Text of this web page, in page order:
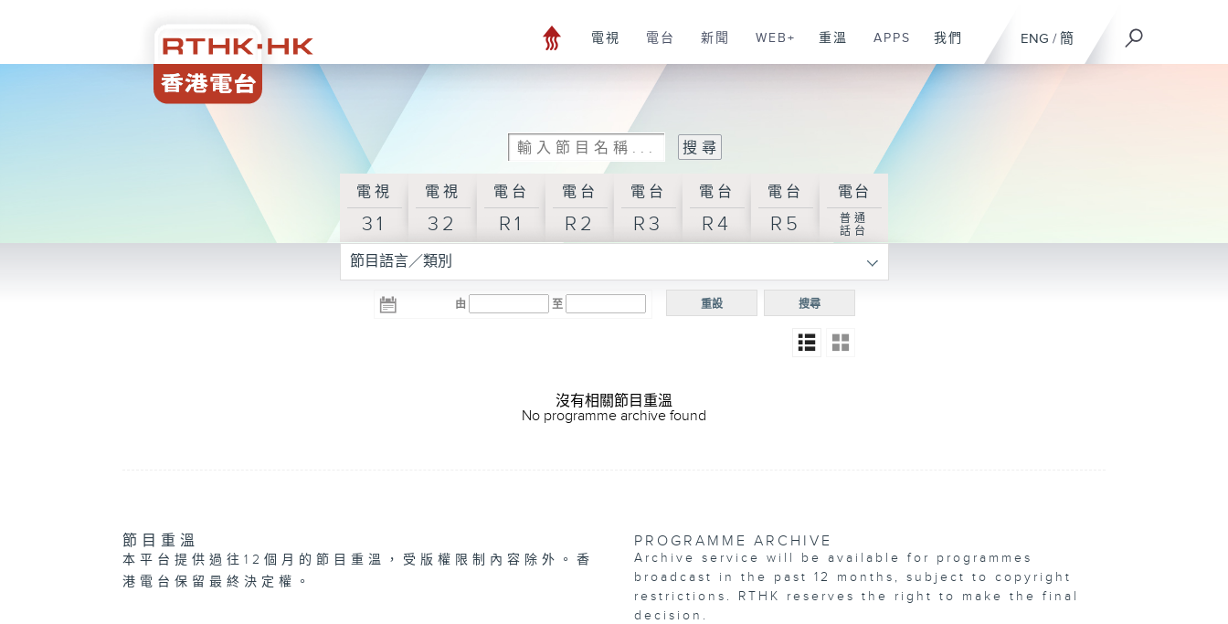
ENG / 簡
電視 電台 新聞 WEB+ 重溫 APPS 我們
電視
31
電視
32
電台
R1
電台
R2
電台
R3
電台
R4
電台
R5
電台
普通
話台
節目語言／類別
由 至 搜尋
重設
沒有相關節目重溫
No programme archive found
節目重溫
本平台提供過往12個月的節目重溫，受版權限制內容除外。香
港電台保留最終決定權。
PROGRAMME ARCHIVE
Archive service will be available for programmes
broadcast in the past 12 months, subject to copyright
restrictions. RTHK reserves the right to make the final
decision.